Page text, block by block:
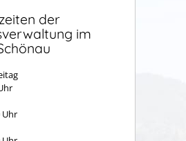
der
im
Uhr